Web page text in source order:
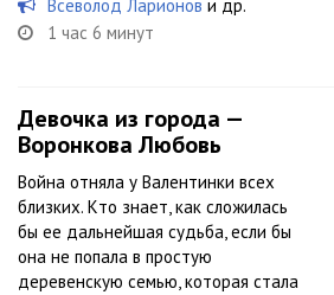
Всеволод Ларионов и др.
1 час 6 минут
Девочка из города —
Воронкова Любовь
Война отняла у Валентинки всех
близких. Кто знает, как сложилась
бы ее дальнейшая судьба, если бы
она не попала в простую
деревенскую семью, которая стала